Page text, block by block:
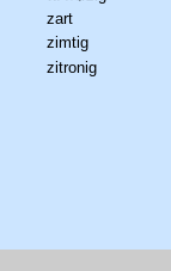
zart
zimtig
zitronig